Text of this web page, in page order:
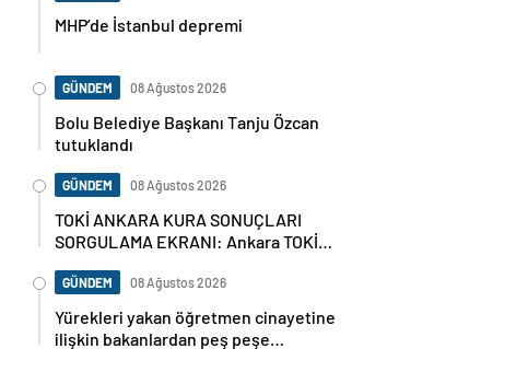
MHP’de İstanbul depremi
GÜNDEM 08 Ağustos 2026
Bolu Belediye Başkanı Tanju Özcan
tutuklandı
GÜNDEM 08 Ağustos 2026
TOKİ ANKARA KURA SONUÇLARI
SORGULAMA EKRANI: Ankara TOKİ
YEDEK) Ankara kura sonuçları nasıl,
nereden sorgulanır?
GÜNDEM 08 Ağustos 2026
Yürekleri yakan öğretmen cinayetine
ilişkin bakanlardan peş peşe